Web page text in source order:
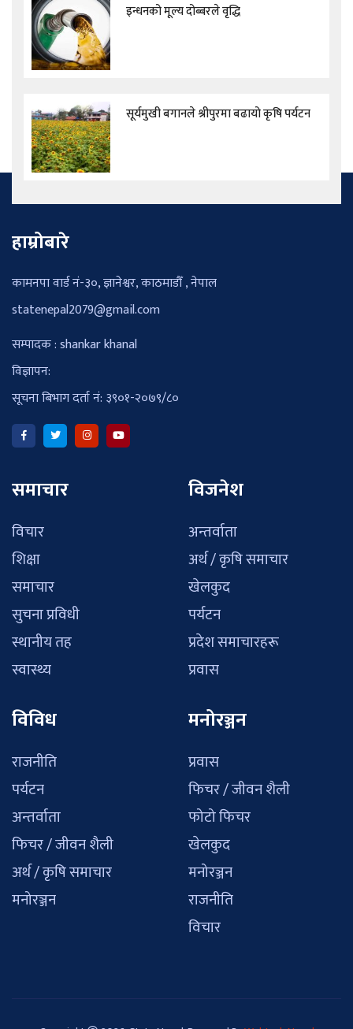
इन्धनको मूल्य दोब्बरले वृद्धि
सूर्यमुखी बगानले श्रीपुरमा बढायो कृषि पर्यटन
हाम्रोबारे
कामनपा वार्ड नं-३०, ज्ञानेश्वर, काठमाडौँ , नेपाल
statenepal2079@gmail.com
सम्पादक : shankar khanal
विज्ञापन:
सूचना बिभाग दर्ता नं: ३९०१-२०७९/८०
समाचार
विचार
शिक्षा
समाचार
सुचना प्रविधी
स्थानीय तह
स्वास्थ्य
विजनेश
अन्तर्वाता
अर्थ / कृषि समाचार
खेलकुद
पर्यटन
प्रदेश समाचारहरू
प्रवास
विविध
राजनीति
पर्यटन
अन्तर्वाता
फिचर / जीवन शैली
अर्थ / कृषि समाचार
मनोरञ्जन
मनोरञ्जन
प्रवास
फिचर / जीवन शैली
फोटो फिचर
खेलकुद
मनोरञ्जन
राजनीति
विचार